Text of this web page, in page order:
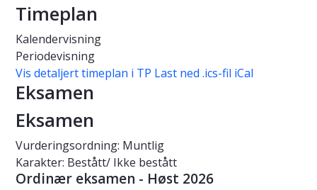
Timeplan
Kalendervisning
Periodevisning
Vis detaljert timeplan i TP Last ned .ics-fil iCal
Eksamen
Eksamen
Vurderingsordning: Muntlig
Karakter: Bestått/ Ikke bestått
Ordinær eksamen - Høst 2026